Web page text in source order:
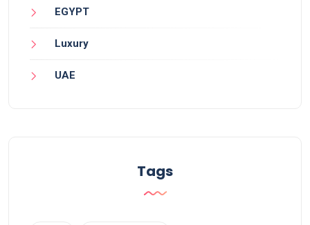
EGYPT
Luxury
UAE
Tags